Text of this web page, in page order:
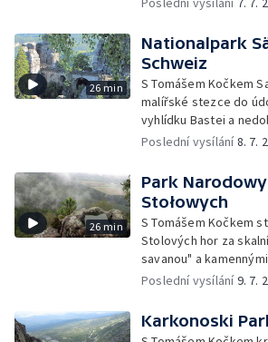
26 min
Nationalpark
Schweiz
S Tomášem Kočkem
malířské stezce do
vyhlídku Bastei a
Poslední vysílání8. 7.
26 min
Park
Stołowych
S Tomášem Kočkem
Stolových hor za
savanou" a
Poslední vysílání9. 7.
Karkonoski